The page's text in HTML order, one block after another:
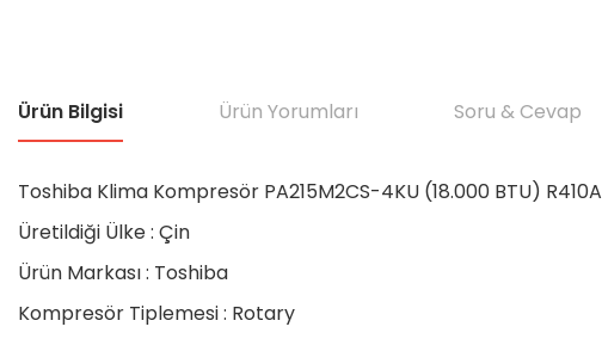
Ürün Bilgisi Ürün Yorumları Soru & Cevap
Toshiba Klima Kompresör PA215M2CS-4KU (18.000 BTU) R410A
Üretildiği Ülke : Çin
Ürün Markası : Toshiba
Kompresör Tiplemesi : Rotary